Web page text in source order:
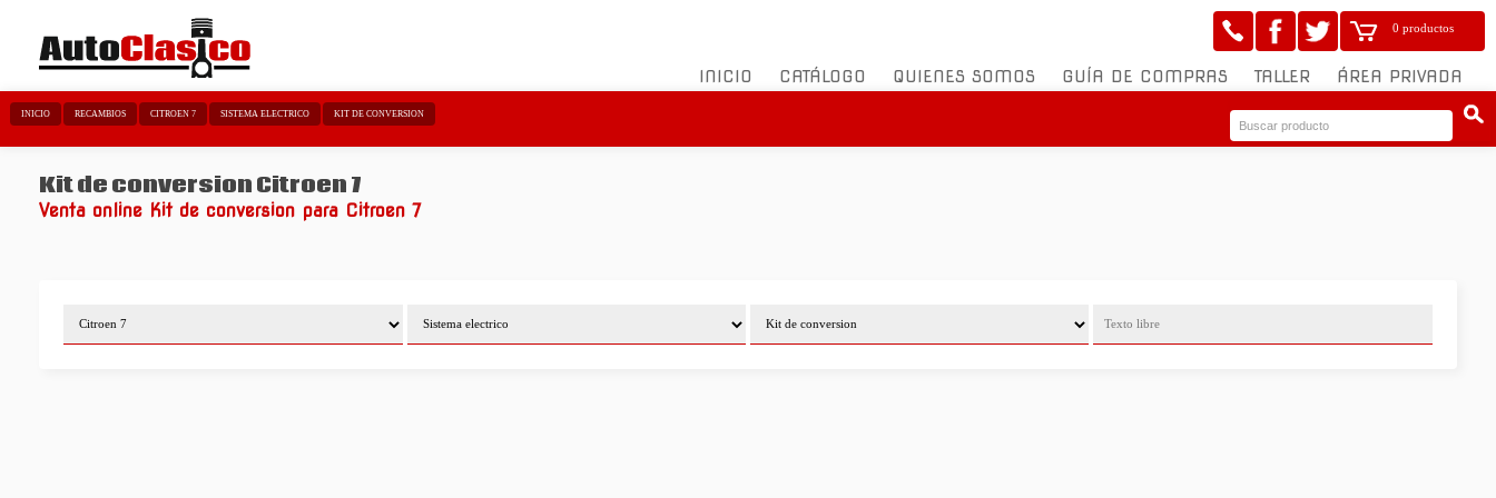
0 productos
INICIO CATÁLOGO QUIENES SOMOS GUÍA DE COMPRAS TALLER ÁREA PRIVADA
INICIO RECAMBIOS CITROEN 7 SISTEMA ELECTRICO KIT DE CONVERSION
Kit de conversion Citroen 7
Venta online Kit de conversion para Citroen 7